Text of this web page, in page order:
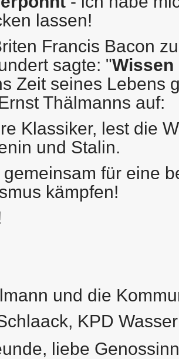
lassen!
Francis Bacon
sagte: "
Zeit seines Lebens
Thälmanns auf:
Klassiker, lest die
und Stalin.
für eine
kämpfen!
und die
KPD
liebe